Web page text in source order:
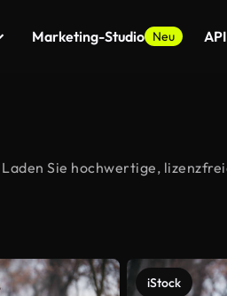
Marketing-Studio Neu API
Sie hochwertige,
iStock